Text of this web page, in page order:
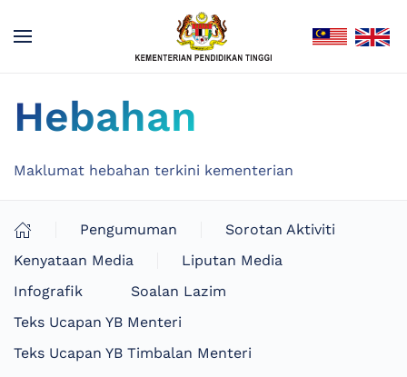
Hebahan
Maklumat hebahan terkini kementerian
Pengumuman
Sorotan Aktiviti
Kenyataan Media
Liputan Media
Infografik
Soalan Lazim
Teks Ucapan YB Menteri
Teks Ucapan YB Timbalan Menteri